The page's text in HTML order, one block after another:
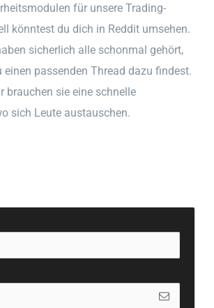
für unsere Trading-
könntest du dich in Reddit umsehen.
sicherlich alle schonmal gehört,
einen passenden Thread dazu findest.
brauchen sie eine schnelle
sich Leute austauschen.